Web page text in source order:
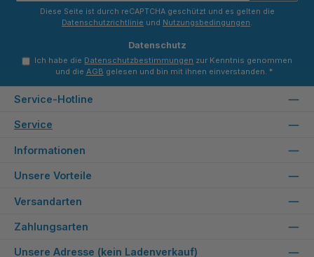
*
Diese Seite ist durch reCAPTCHA geschützt und es gelten die
Datenschutzrichtlinie und Nutzungsbedingungen.
Datenschutz
Ich habe die Datenschutzbestimmungen zur Kenntnis genommen
und die AGB gelesen und bin mit ihnen einverstanden. *
Service-Hotline
Service
Informationen
Unsere Vorteile
Versandarten
Zahlungsarten
Unsere Adresse (kein Ladenverkauf)